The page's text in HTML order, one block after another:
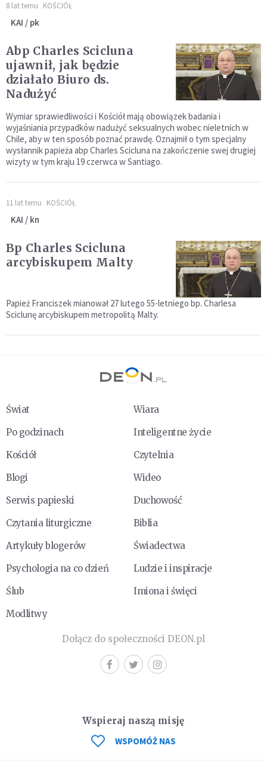
8 lat temu KOŚCIÓŁ
KAI / pk
Abp Charles Scicluna
ujawnił, jak będzie
działało Biuro ds.
Nadużyć
Wymiar sprawiedliwości i Kościół mają obowiązek badania i
wyjaśniania przypadków nadużyć seksualnych wobec nieletnich w
Chile, aby w ten sposób poznać prawdę. Oznajmił o tym specjalny
wysłannik papieża abp Charles Scicluna na zakończenie swej drugiej
wizyty w tym kraju 19 czerwca w Santiago.
11 lat temu KOŚCIÓŁ
KAI / kn
Bp Charles Scicluna
arcybiskupem Malty
Papież Franciszek mianował 27 lutego 55-letniego bp. Charlesa
Sciclunę arcybiskupem metropolitą Malty.
Świat
Wiara
Po godzinach
Inteligentne życie
Kościół
Czytelnia
Blogi
Wideo
Serwis papieski
Duchowość
Czytania liturgiczne
Biblia
Artykuły blogerów
Świadectwa
Psychologia na co dzień
Ludzie i inspiracje
Ślub
Imiona i święci
Modlitwy
Dołącz do społeczności DEON.pl
Wspieraj naszą misję
WSPOMÓŻ NAS